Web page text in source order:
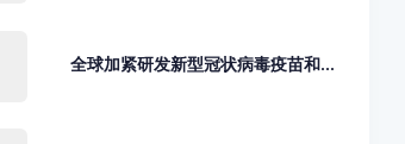
全球加紧研发新型冠状病毒疫苗和...